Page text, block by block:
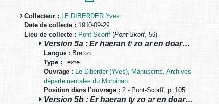
Collecteur : LE DIBERDER Yves
Date de collecte : 1910-09-29
Lieu de collecte : Pont-Scorff (Pont-Skorf, 56)
Version 5a : Er haeran ti zo ar en doar…
Langue : Breton
Type : Texte
Ouvrage : Le Diberder (Yves), Manuscrits, Archives
départementales du Morbihan.
Position dans l’ouvrage : 2 - Pont-Scorff, p. 105
Version 5b : Er haeran ty zo ar en doar…